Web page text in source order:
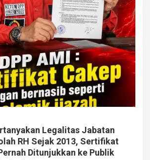
Legalitas Jabatan
RH Sejak 2013, Sertifikat
Ditunjukkan ke Publik